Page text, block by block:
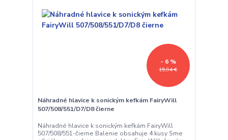
15,94 €
- 6 %
Náhradné hlavice k sonickým kefkám FairyWill
507/508/551/D7/D8 čierne
Náhradné hlavice k sonickým kefkám FairyWill
507/508/551-čierne Balenie obsahuje 4 kusy Sme